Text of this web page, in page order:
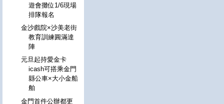
遊會攤位1/6現場
排隊報名
金沙戲院×沙美老街
教育訓練圓滿達
陣
元旦起持愛金卡
icash可搭乘金門
縣公車×大小金船
舶
金門首件公辦都更